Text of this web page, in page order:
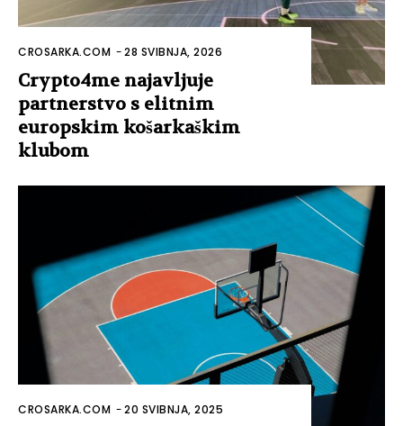
CROSARKA.COM -28 SVIBNJA, 2026
Crypto4me najavljuje
partnerstvo s elitnim
europskim košarkaškim
klubom
CROSARKA.COM -20 SVIBNJA, 2025